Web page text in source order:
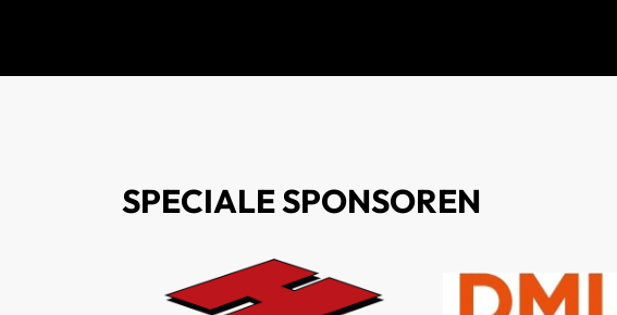
SPECIALE SPONSOREN